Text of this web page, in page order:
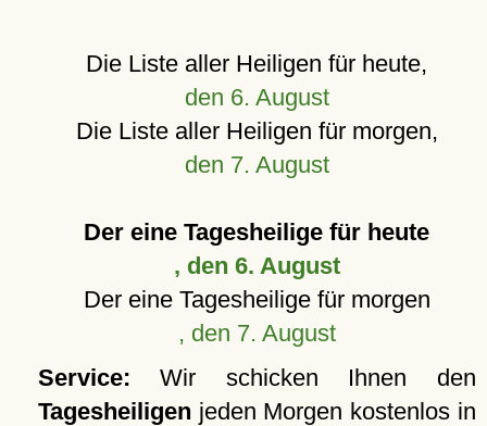
Die Liste aller Heiligen für heute,
den 6. August
Die Liste aller Heiligen für morgen,
den 7. August
Der eine Tagesheilige für heute
, den 6. August
Der eine Tagesheilige für morgen
, den 7. August
Service: Wir schicken Ihnen den
Tagesheiligen jeden Morgen kostenlos in